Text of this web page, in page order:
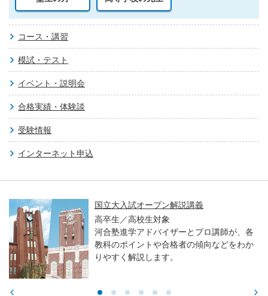
コース・講習
模試・テスト
イベント・説明会
合格実績・体験談
受験情報
インターネット申込
国立大入試オープン解説講義
高卒生／高校生対象
河合塾進学アドバイザーとプロ講師が、各
教科のポイントや合格者の傾向などをわか
りやすく解説します。